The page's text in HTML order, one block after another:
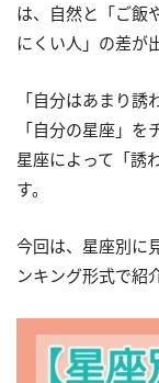
は、自然と「ご飯
にくい人」の差が
「自分はあまり
「自分の星座」を
星座によって「誘
す。
今回は、星座別に
ンキング形式で紹